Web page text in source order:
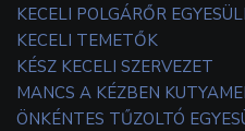
KECELI POLGÁRŐR
KECELI TEMETŐK
KÉSZ KECELI SZERVEZET
MANCS A KÉZBEN
ÖNKÉNTES TŰZOLTÓ